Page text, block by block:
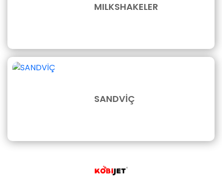
MILKSHAKELER
SANDVİÇ